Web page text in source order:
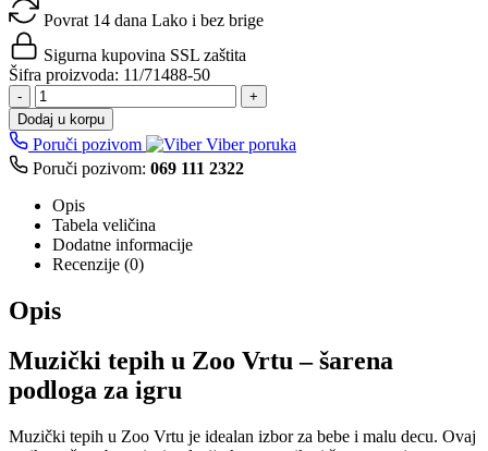
Povrat 14 dana Lako i bez brige
Sigurna kupovina SSL zaštita
Šifra proizvoda: 11/71488-50
-
+
Dodaj u korpu
Poruči pozivom
Viber poruka
Poruči pozivom: 069 111 2322
Opis
Tabela veličina
Dodatne informacije
Recenzije (0)
Opis
Muzički tepih u Zoo Vrtu – šarena
podloga za igru
Muzički tepih u Zoo Vrtu je idealan izbor za bebe i malu decu. Ovaj